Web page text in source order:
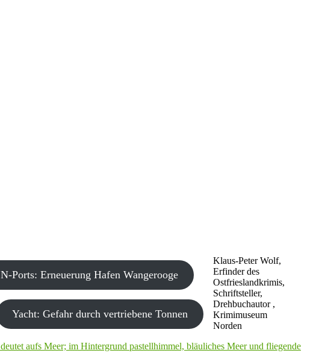
Klaus-Peter Wolf,
Erfinder des
Ostfrieslandkrimis,
Schriftsteller,
Drehbuchautor ,
Krimimuseum
Norden
N-Ports: Erneuerung Hafen Wangerooge
Yacht: Gefahr durch vertriebene Tonnen